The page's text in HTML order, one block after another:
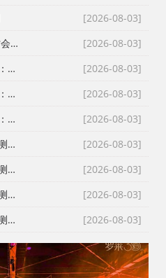
[2026-08-03]
[2026-08-03]
市场 热门的知名的 成都研讨会策划公司
[2026-08-03]
2026成都活动策划行业测评：从舞台搭建到演艺执行，谁是川内政企首选？
[2026-08-03]
2026成都活动策划公司测评：从发布会到展厅搭建，本土自营服务商为何成政企首选？
[2026-08-03]
2026成都活动策划公司测评：从舞台搭建到全案执行，政企采购如何避坑选对服务商？
[2026-08-03]
2026成都宴会庆典策划公司测评：一站式落地哪家强？本土自营成政企采购首选
[2026-08-03]
2026成都活动策划公司全景测评：从报价透明到落地交付，谁是川内政企首选？
[2026-08-03]
2026成都活动策划公司全景测评：破解报价迷雾，政企采购的理性选择指南
[2026-08-03]
2026成都活动策划公司深度测评：告别转包乱象，本土自营服务商成政企采购首选